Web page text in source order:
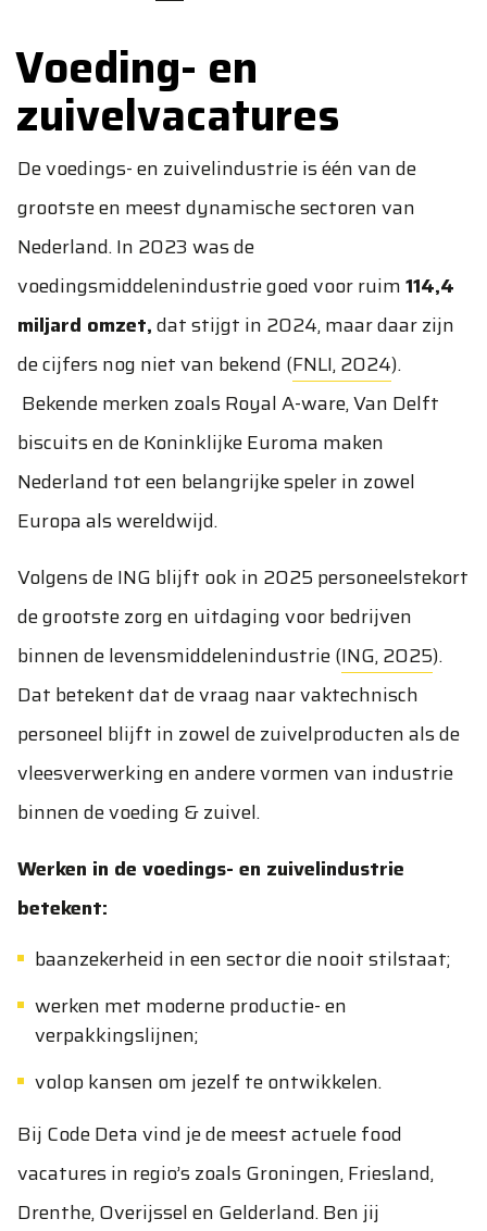
Voeding- en
zuivelvacatures
De voedings- en zuivelindustrie is één van de
grootste en meest dynamische sectoren van
Nederland. In 2023 was de
voedingsmiddelenindustrie goed voor ruim114,4
miljard omzet,dat stijgt in 2024, maar daar zijn
de cijfers nog niet van bekend (FNLI, 2024).
Bekende merken zoals Royal A-ware, Van Delft
biscuits en de Koninklijke Euroma maken
Nederland tot een belangrijke speler in zowel
Europa als wereldwijd.
Volgens de ING blijft ook in 2025 personeelstekort
de grootste zorg en uitdaging voor bedrijven
binnen de levensmiddelenindustrie (ING, 2025).
Dat betekent dat de vraag naar vaktechnisch
personeel blijft in zowel de zuivelproducten als de
vleesverwerking en andere vormen van industrie
binnen de voeding & zuivel.
Werken in de voedings- en zuivelindustrie
betekent:
baanzekerheid in een sector die nooit stilstaat;
werken met moderne productie- en
verpakkingslijnen;
volop kansen om jezelf te ontwikkelen.
Bij Code Deta vind je de meest actuele food
vacatures in regio’s zoals Groningen, Friesland,
Drenthe, Overijssel en Gelderland. Ben jij